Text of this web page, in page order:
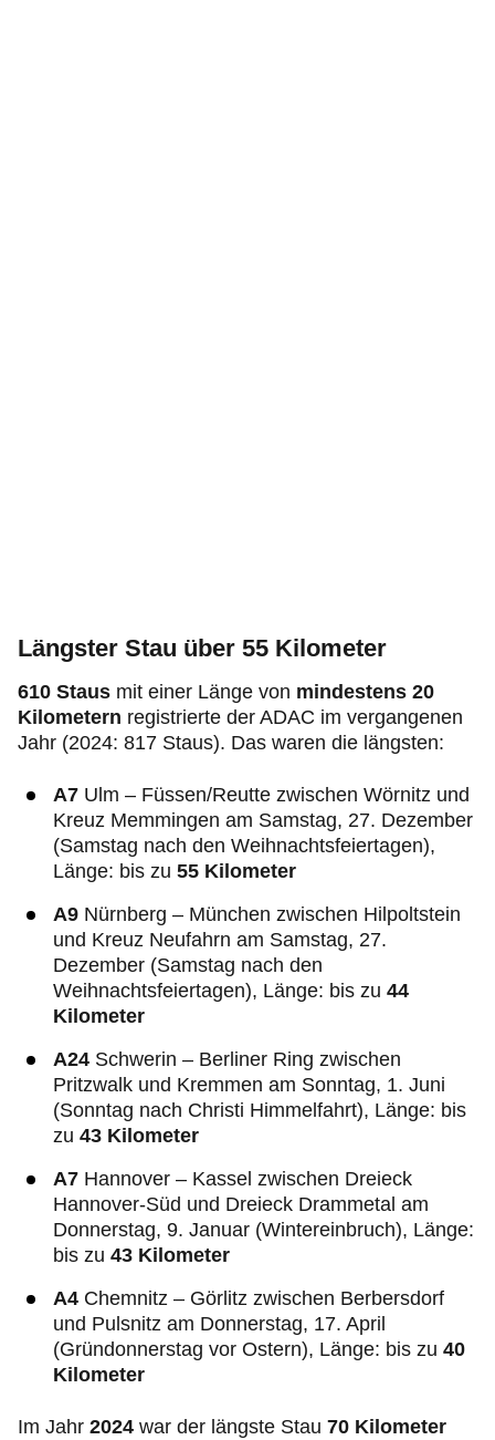
Längster Stau über 55 Kilometer
610 Staus mit einer Länge von mindestens 20
Kilometern registrierte der ADAC im vergangenen
Jahr (2024: 817 Staus). Das waren die längsten:
A7 Ulm – Füssen/Reutte zwischen Wörnitz und
Kreuz Memmingen am Samstag, 27. Dezember
(Samstag nach den Weihnachtsfeiertagen),
Länge: bis zu 55 Kilometer
A9 Nürnberg – München zwischen Hilpoltstein
und Kreuz Neufahrn am Samstag, 27.
Dezember (Samstag nach den
Weihnachtsfeiertagen), Länge: bis zu 44
Kilometer
A24 Schwerin – Berliner Ring zwischen
Pritzwalk und Kremmen am Sonntag, 1. Juni
(Sonntag nach Christi Himmelfahrt), Länge: bis
zu 43 Kilometer
A7 Hannover – Kassel zwischen Dreieck
Hannover-Süd und Dreieck Drammetal am
Donnerstag, 9. Januar (Wintereinbruch), Länge:
bis zu 43 Kilometer
A4 Chemnitz – Görlitz zwischen Berbersdorf
und Pulsnitz am Donnerstag, 17. April
(Gründonnerstag vor Ostern), Länge: bis zu 40
Kilometer
Im Jahr 2024 war der längste Stau 70 Kilometer